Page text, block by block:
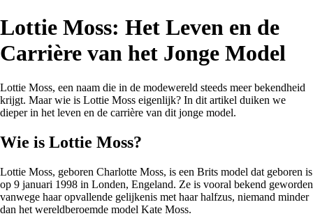
Lottie Moss: Het Leven en de
Carrière van het Jonge Model
Lottie Moss, een naam die in de modewereld steeds meer bekendheid
krijgt. Maar wie is Lottie Moss eigenlijk? In dit artikel duiken we
dieper in het leven en de carrière van dit jonge model.
Wie is Lottie Moss?
Lottie Moss, geboren Charlotte Moss, is een Brits model dat geboren is
op 9 januari 1998 in Londen, Engeland. Ze is vooral bekend geworden
vanwege haar opvallende gelijkenis met haar halfzus, niemand minder
dan het wereldberoemde model Kate Moss.